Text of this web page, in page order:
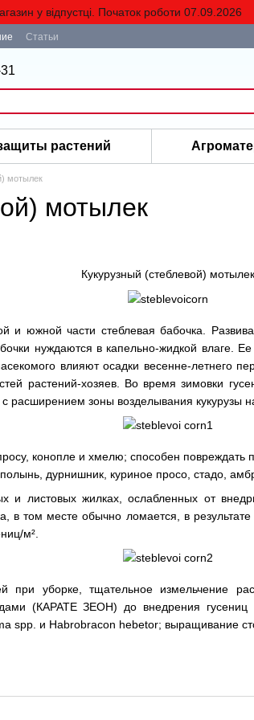
у відпустці. Початок роботи 07.09.2026
Статьи
растений
мотылек
мотылек
Кукурузный (стеблевой) мотылек
и южной части стеблевая бабочка.
нуждаются в капельно-жидкой влаге.
влияют осадки весенне-летнего
растений-хозяев. Во время зимовки
зоны возделывания кукурузы
конопле и хмелю; способен повреждать
дурнишник, куриное просо, стадо,
листовых жилках, ослабленных от
в том месте обычно ломается, в
м².
уборке, тщательное измельчение
(КАРАТЕ ЗЕОН) до внедрения
spp. и Habrobracon hebetor; выращивание